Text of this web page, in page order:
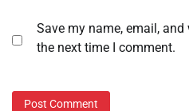
Save my name, email,
the next time I comment.